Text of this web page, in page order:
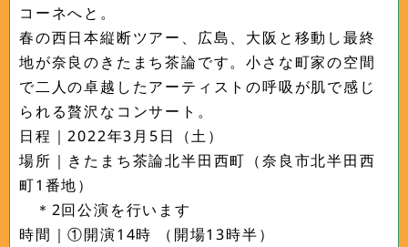
コーネへと。
春の西日本縦断ツアー、広島、大阪と移動し最終
地が奈良のきたまち茶論です。小さな町家の空間
で二人の卓越したアーティストの呼吸が肌で感じ
られる贅沢なコンサート。
日程｜2022年3月5日（土）
場所｜きたまち茶論北半田西町（奈良市北半田西
町1番地）
＊2回公演を行います
時間｜①開演14時 （開場13時半）